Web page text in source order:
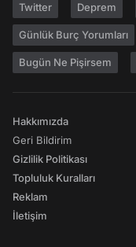
Twitter Deprem
Günlük Burç Yorumları
Bugün Ne Pişirsem
Hakkımızda
Geri Bildirim
Gizlilik Politikası
Topluluk Kuralları
Reklam
İletişim